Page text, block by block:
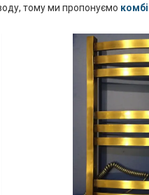
тому ми пропонуємо